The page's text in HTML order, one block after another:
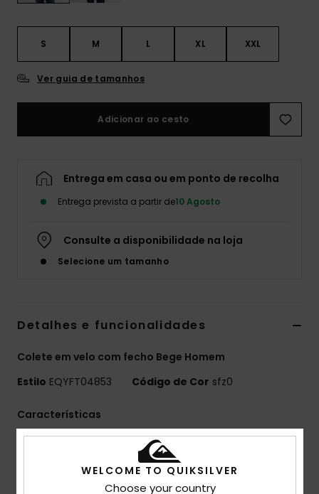
S M L XL XXL
Ver guia de tamanhos
Adicionar ao cesto
Entrega em casa ou em ponto de recolha
Entrega prevista a partir de10 Agosto
Consulte a disponibilidade na loja
Selecione um tamanho
Detalhes e funcionalidades
Colete em velo com fecho Bege Homem
Estilo EQYFT04853 Código de Cor sfz0
Características
Utilização: Aventura diária/Tempo frio
Tecnologia WarmFlight® para retenção de calor
WELCOME TO QUIKSILVER
Choose your country